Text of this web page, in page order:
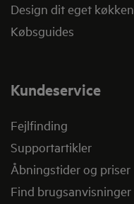
Design dit eget køkken
Købsguides
Kundeservice
Fejlfinding
Supportartikler
Åbningstider og priser
Find brugsanvisninger